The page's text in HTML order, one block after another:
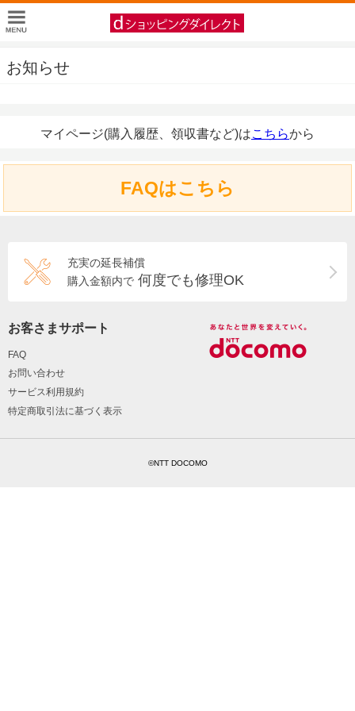
お知らせ
マイページ(購入履歴、領収書など)はこちらから
FAQはこちら
充実の延長補償
購入金額内で 何度でも修理OK
お客さまサポート
FAQ
お問い合わせ
サービス利用規約
特定商取引法に基づく表示
©NTT DOCOMO